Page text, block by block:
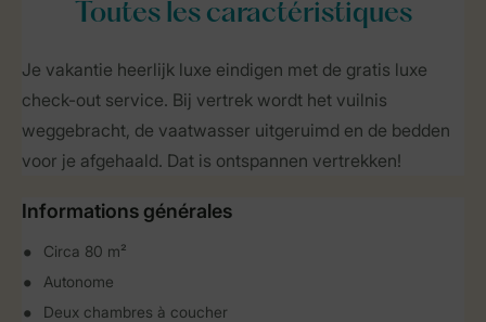
Toutesles caractéristiques
Je vakantie heerlijk luxe eindigen met de gratis luxe
check-out service. Bij vertrek wordt het vuilnis
weggebracht, de vaatwasser uitgeruimd en de bedden
voor je afgehaald. Dat is ontspannen vertrekken!
Informations générales
Circa 80 m²
Autonome
Deux chambres à coucher